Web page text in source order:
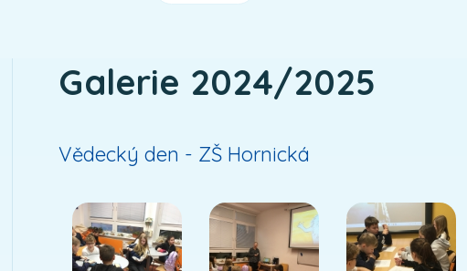
Galerie 2024/2025
Vědecký den - ZŠ Hornická